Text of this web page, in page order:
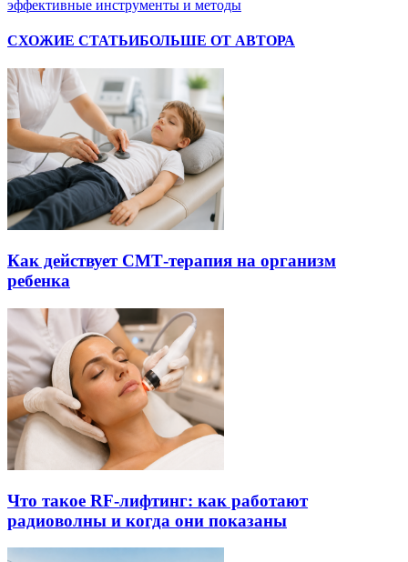
эффективные инструменты и методы
СХОЖИЕ СТАТЬИБОЛЬШЕ ОТ АВТОРА
Как действует СМТ-терапия на организм
ребенка
Что такое RF-лифтинг: как работают
радиоволны и когда они показаны